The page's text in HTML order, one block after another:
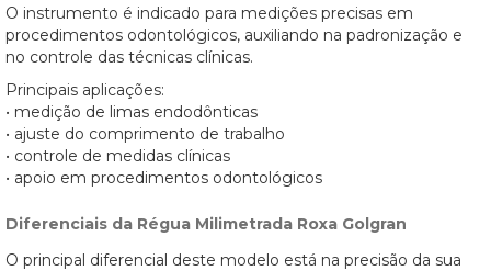
O instrumento é indicado para medições precisas em
procedimentos odontológicos, auxiliando na padronização e
no controle das técnicas clínicas.
Principais aplicações:
• medição de limas endodônticas
• ajuste do comprimento de trabalho
• controle de medidas clínicas
• apoio em procedimentos odontológicos
Diferenciais da Régua Milimetrada Roxa Golgran
O principal diferencial deste modelo está na precisão da sua